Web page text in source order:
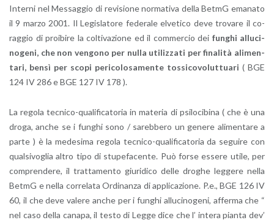
In­ter­ni nel Mes­sag­gio di re­vi­sio­ne nor­ma­ti­va della BetmG ema­na­to
il 9 marzo 2001. Il Le­gi­sla­to­re fe­de­ra­le el­ve­ti­co deve tro­va­re il co­
rag­gio di proi­bi­re la col­ti­va­zio­ne ed il com­mer­cio dei fun­ghi al­lu­ci­
no­ge­ni, che non ven­go­no per nulla uti­liz­za­ti per fi­na­li­tà ali­men­
ta­ri, bensì per scopi pe­ri­co­lo­sa­men­te tos­si­co­vo­lut­tua­ri ( BGE
124 IV 286 e BGE 127 IV 178 ).
La re­go­la tec­ni­co-qua­li­fi­ca­to­ria in ma­te­ria di psi­lo­ci­bi­na ( che è una
droga, anche se i fun­ghi sono / sa­reb­be­ro un ge­ne­re ali­men­ta­re a
parte ) è la me­de­si­ma re­go­la tec­ni­co-qua­li­fi­ca­to­ria da se­gui­re con
qual­si­vo­glia altro tipo di stu­pe­fa­cen­te. Può forse es­se­re utile, per
com­pren­de­re, il trat­ta­men­to giu­ri­di­co delle dro­ghe leg­ge­re nella
BetmG e nella cor­re­la­ta Or­di­nan­za di ap­pli­ca­zio­ne. P.e., BGE 126 IV
60, il che deve va­le­re anche per i fun­ghi al­lu­ci­no­ge­ni, af­fer­ma che “
nel caso della ca­na­pa, il testo di Legge dice che l’ in­te­ra pian­ta dev’